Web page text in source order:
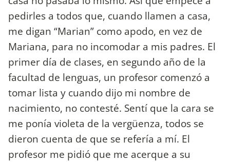
pedirles a todos que, cuando llamen a casa,
me digan “Marian” como apodo, en vez de
Mariana, para no incomodar a mis padres. El
primer día de clases, en segundo año de la
facultad de lenguas, un profesor comenzó a
tomar lista y cuando dijo mi nombre de
nacimiento, no contesté. Sentí que la cara se
me ponía violeta de la vergüenza, todos se
dieron cuenta de que se refería a mí. El
profesor me pidió que me acerque a su